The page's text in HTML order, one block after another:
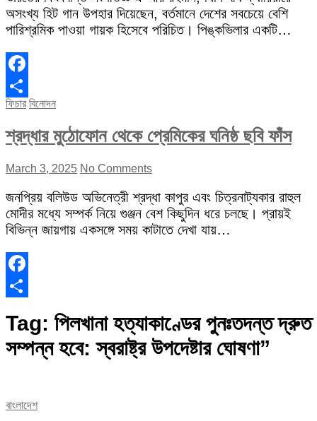
অসংখ্য হিট গান উপহার দিয়েছেন, বর্তমানে দেশের সবচেয়ে বেশি
পারিশ্রমিক পাওয়া গায়ক হিসেবে পরিচিত। পিঙ্কভিলার একটি…
Facebook
Share
ফিচার বিনোদন
শ্রদ্ধার মুঠোফোন থেকে প্রেমিকের ঘনিষ্ঠ ছবি ফাঁস
March 3, 2025 No Comments
জনপ্রিয় বলিউড অভিনেত্রী শ্রদ্ধা কাপুর এবং চিত্রনাট্যকার রাহুল
মোদীর মধ্যে সম্পর্ক নিয়ে গুঞ্জন বেশ কিছুদিন ধরে চলছে। প্রায়ই
বিভিন্ন জায়গায় একসঙ্গে সময় কাটাতে দেখা যায়…
Facebook
Tag: পিলখানা হত্যাকাণ্ডের পুনঃতদন্ত দ্রুত
সম্পন্ন হবে: স্বরাষ্ট্র উপদেষ্টার ঘোষণা”
বাংলাদেশ